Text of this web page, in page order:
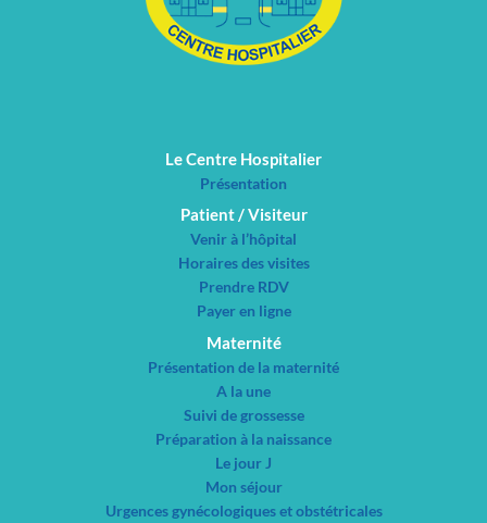
Le Centre Hospitalier
Présentation
Patient / Visiteur
Venir à l’hôpital
Horaires des visites
Prendre RDV
Payer en ligne
Maternité
Présentation de la maternité
A la une
Suivi de grossesse
Préparation à la naissance
Le jour J
Mon séjour
Urgences gynécologiques et obstétricales